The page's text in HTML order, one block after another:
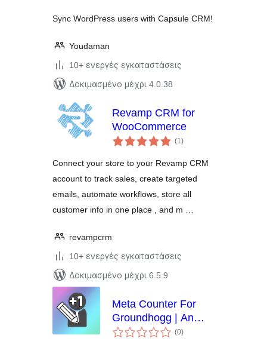
Sync WordPress users with Capsule CRM!
Youdaman
10+ ενεργές εγκαταστάσεις
Δοκιμασμένο μέχρι 4.0.38
Revamp CRM for
WooCommerce
(1αξιολογήσεις
σύνολο
)
Connect your store to your Revamp CRM
account to track sales, create targeted
emails, automate workflows, store all
customer info in one place , and m …
revampcrm
10+ ενεργές εγκαταστάσεις
Δοκιμασμένο μέχρι 6.5.9
Meta Counter For
Groundhogg | An
Counter Action
(0αξιολογήσεις
σύνολο
)